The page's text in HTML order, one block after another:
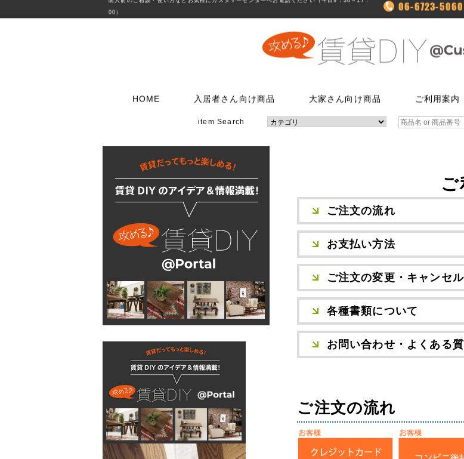
00）
06-6723-5060
HOME 入居者さん向け商品
メッシュパネルシリーズ
穴あきボードシリーズ
貼ってはがせる壁紙
ラスティシリーズ
キッチンに使う
取っ手
丁番
スイッチプレート
コンセントプレート
あおり止め
キャッチ
ラッチ
固定金具
掛金
隅金
貼って剥がせるカーペットシー
ジョイントロック
水回りに使う
コーティング剤
FiberFix(ファイバーフックス)
木材・材料
塗装済み木材UROCO
取っ手(ダルトン)
つまみ(ダルトン)
フック(ダルトン)
大家さん向け商品
シャワー用品
洗濯用品
トイレ用品
流し台所用品
洗面用品
水廻りアクセサリー
トイレ用ドアノブ
室内用鍵付きドアノブ
ウィルス・菌除去シート
貼って剥がせ
ジョイントロ
水回りに使
ご利用案内
06-6723-5060
カスタマーセンター
平日9：30～17：00
こちらから
item Search
ご
ご注文の流れ
お支払い方法
ご注文の変更・キャンセル
各種書類について
お問い合わせ・よくある
ご注文の流れ